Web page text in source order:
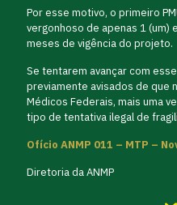
Por esse motivo, o primeiro
vergonhoso de apenas 1 (um)
meses de vigência do projeto.
Se tentarem avançar com
previamente avisados de que
Médicos Federais, mais uma
tipo de tentativa ilegal de
Ofício ANMP 011 – MTP –
Diretoria da ANMP